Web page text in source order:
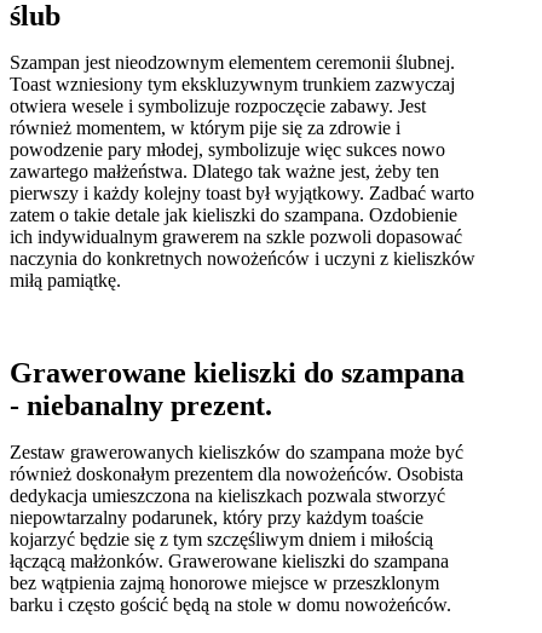
ślub
Szampan jest nieodzownym elementem ceremonii ślubnej.
Toast wzniesiony tym ekskluzywnym trunkiem zazwyczaj
otwiera wesele i symbolizuje rozpoczęcie zabawy. Jest
również momentem, w którym pije się za zdrowie i
powodzenie pary młodej, symbolizuje więc sukces nowo
zawartego małżeństwa. Dlatego tak ważne jest, żeby ten
pierwszy i każdy kolejny toast był wyjątkowy. Zadbać warto
zatem o takie detale jak kieliszki do szampana. Ozdobienie
ich indywidualnym grawerem na szkle pozwoli dopasować
naczynia do konkretnych nowożeńców i uczyni z kieliszków
miłą pamiątkę.
Grawerowane kieliszki do szampana
- niebanalny prezent.
Zestaw grawerowanych kieliszków do szampana może być
również doskonałym prezentem dla nowożeńców. Osobista
dedykacja umieszczona na kieliszkach pozwala stworzyć
niepowtarzalny podarunek, który przy każdym toaście
kojarzyć będzie się z tym szczęśliwym dniem i miłością
łączącą małżonków. Grawerowane kieliszki do szampana
bez wątpienia zajmą honorowe miejsce w przeszklonym
barku i często gościć będą na stole w domu nowożeńców.